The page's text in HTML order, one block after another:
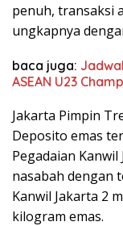
penuh, transaksi
ungkapnya
baca juga:
ASEAN U23
Jakarta Pimpin
Deposito emas
Pegadaian
nasabah dengan
Kanwil Jakarta 2
kilogram emas.